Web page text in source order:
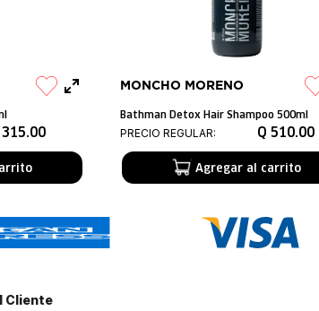
315.00
MONCHO MORENO
Bathman Detox Hair Shampoo 500ml
PRECIO REGULAR:
Q 510.00
Agregar al carrito
Cliente